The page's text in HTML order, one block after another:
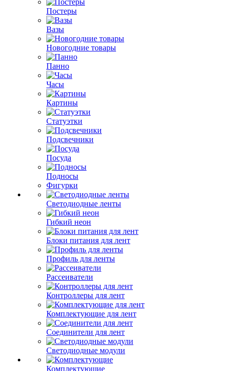
Постеры
Вазы
Новогодние товары
Панно
Часы
Картины
Статуэтки
Подсвечники
Посуда
Подносы
Фигурки
Светодиодные ленты
Гибкий неон
Блоки питания для лент
Профиль для ленты
Рассеиватели
Контроллеры для лент
Комплектующие для лент
Соединители для лент
Светодиодные модули
Комплектующие